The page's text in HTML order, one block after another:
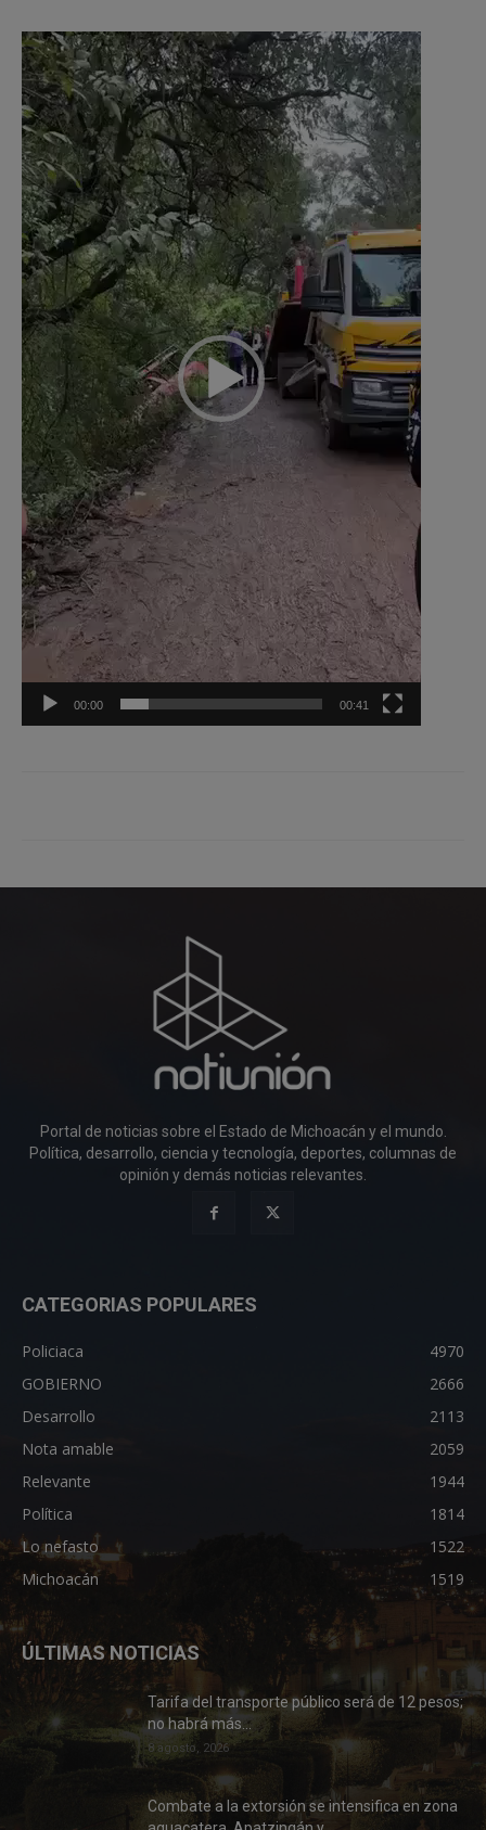
Reproductor
de
vídeo
00:00 00:41
Portal de noticias sobre el Estado de Michoacán y el mundo.
Política, desarrollo, ciencia y tecnología, deportes, columnas de
opinión y demás noticias relevantes.
CATEGORIAS POPULARES
Policiaca
4970
GOBIERNO
2666
Desarrollo
2113
Nota amable
2059
Relevante
1944
Política
1814
Lo nefasto
1522
Michoacán
1519
ÚLTIMAS NOTICIAS
Tarifa del transporte público será de 12 pesos;
no habrá más...
8 agosto, 2026
Combate a la extorsión se intensifica en zona